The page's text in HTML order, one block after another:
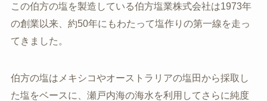
この伯方の塩を製造している伯方塩業株式会社は1973年
の創業以来、約50年にもわたって塩作りの第一線を走っ
てきました。
伯方の塩はメキシコやオーストラリアの塩田から採取し
た塩をベースに、瀬戸内海の海水を利用してさらに純度